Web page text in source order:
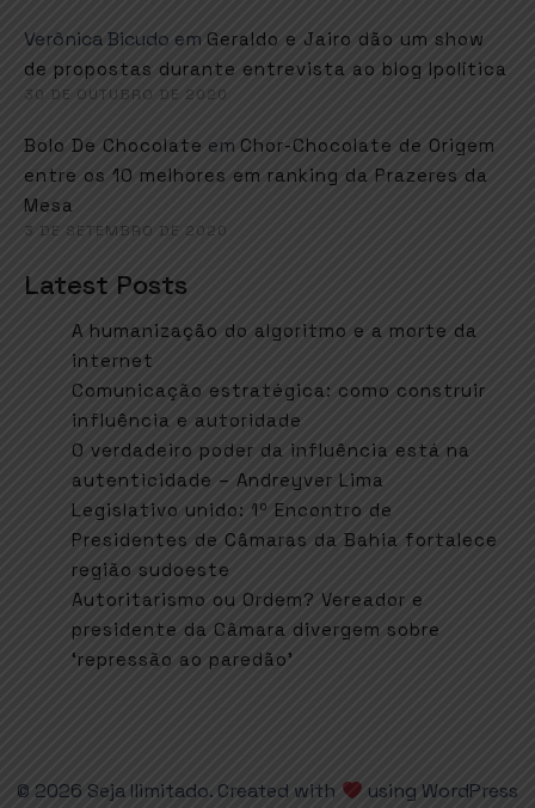
Verônica Bicudo em Geraldo e Jairo dão um show
de propostas durante entrevista ao blog Ipolítica
30 DE OUTUBRO DE 2020
Bolo De Chocolate em Chor-Chocolate de Origem
entre os 10 melhores em ranking da Prazeres da
Mesa
3 DE SETEMBRO DE 2020
Latest Posts
A humanização do algoritmo e a morte da
internet
Comunicação estratégica: como construir
influência e autoridade
O verdadeiro poder da influência está na
autenticidade – Andreyver Lima
Legislativo unido: 1º Encontro de
Presidentes de Câmaras da Bahia fortalece
região sudoeste
Autoritarismo ou Ordem? Vereador e
presidente da Câmara divergem sobre
‘repressão ao paredão’
© 2026 Seja Ilimitado. Created with using WordPress